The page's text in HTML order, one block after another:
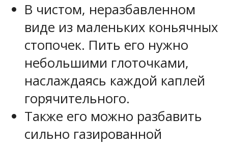
В чистом, неразбавленном
виде из маленьких коньячных
стопочек. Пить его нужно
небольшими глоточками,
наслаждаясь каждой каплей
горячительного.
Также его можно разбавить
сильно газированной